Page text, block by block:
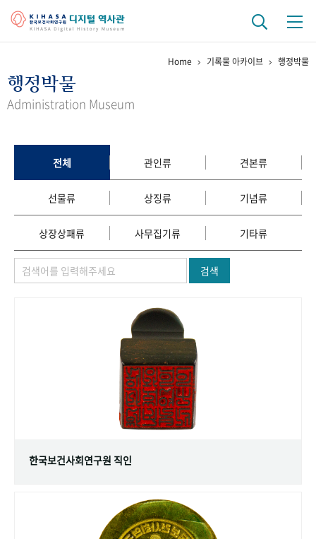
걸어온 길 기관 변천사
정책과 연구 키워드로 보는 연구 역사
연구자들
간행물 변천사
기록물 아카이브
사진 아카이브 문서 기록물 행정박물 영상 기록물
숫자로 보는 50년 50+1
Home 기록물 아카이브 행정박물
행정박물
Administration Museum
전체 관인류 견본류
선물류 상징류 기념류
상장상패류 사무집기류 기타류
검색
한국보건사회연구원 직인